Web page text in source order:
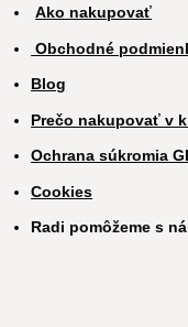
Ako nakupovať
Obchodné
Blog
Prečo nakupovať v
Ochrana súkromia
Cookies
Radi pomôžeme s